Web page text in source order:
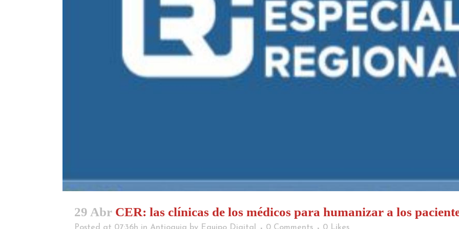
29 Abr CER: las clínicas de los médicos para humanizar a los